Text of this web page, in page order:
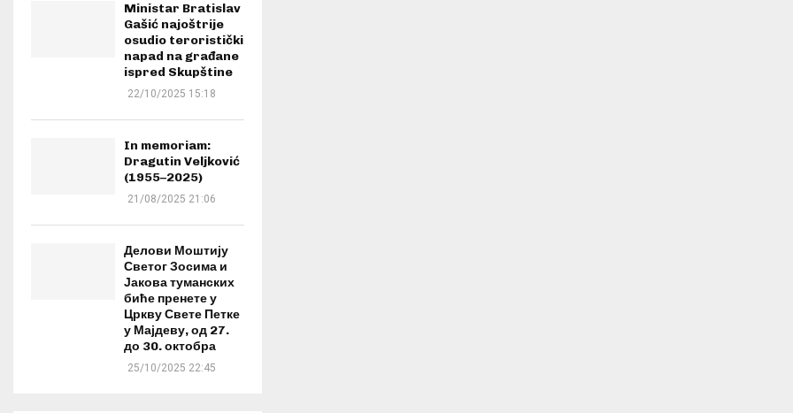
Ministar Bratislav
Gašić najoštrije
osudio teroristički
napad na građane
ispred Skupštine
22/10/2025 15:18
In memoriam:
Dragutin Veljković
(1955–2025)
21/08/2025 21:06
Делови Моштију
Светог Зосима и
Јакова туманских
биће пренете у
Цркву Свете Петке
у Мајдеву, од 27.
до 30. октобра
25/10/2025 22:45